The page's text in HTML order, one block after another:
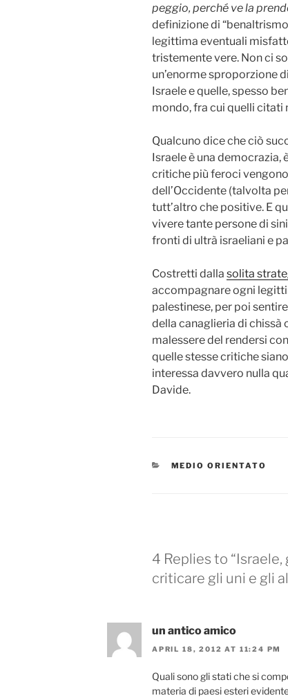
peggio, perché ve la
definizione di
legittima eventuali
tristemente vere. Non ci
un’enorme sproporzione
Israele e quelle, spesso
mondo, fra cui quelli citati
Qualcuno dice che ciò
Israele è una democrazia,
critiche più feroci
dell’Occidente (talvolta
tutt’altro che positive. E
vivere tante persone di
fronti di ultrà israeliani e
Costretti dalla solita
accompagnare ogni
palestinese, per poi
della canaglieria di chissà
malessere del rendersi
quelle stesse critiche
interessa davvero nulla
Davide.
CATEGORIES
MEDIO ORIENTATO
4 Replies to
criticare gli uni e gli
un antico amico
APRIL 18, 2012 AT 11:24 PM
Quali sono gli stati che si
materia di paesi esteri